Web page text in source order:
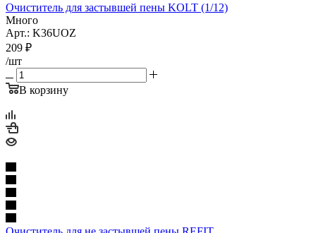
Очиститель для застывшей пены KOLT (1/12)
Много
Арт.: K36UOZ
209 ₽
/шт
В корзину